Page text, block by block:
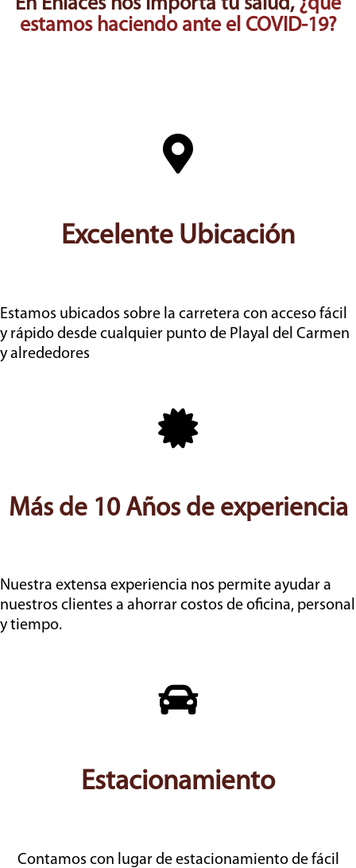
estamos haciendo ante el COVID-19?
Excelente Ubicación
Estamos ubicados sobre la carretera con acceso fácil
y rápido desde cualquier punto de Playal del Carmen
y alrededores
Más de 10 Años de experiencia
Nuestra extensa experiencia nos permite ayudar a
nuestros clientes a ahorrar costos de oficina, personal
y tiempo.
Estacionamiento
Contamos con lugar de estacionamiento de fácil